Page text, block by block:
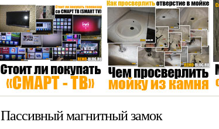
Пассивный магнитный замок